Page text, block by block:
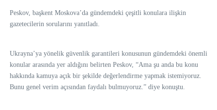
Peskov, başkent Moskova’da gündemdeki çeşitli konulara ilişkin
gazetecilerin sorularını yanıtladı.
Ukrayna’ya yönelik güvenlik garantileri konusunun gündemdeki önemli
konular arasında yer aldığını belirten Peskov, “Ama şu anda bu konu
hakkında kamuya açık bir şekilde değerlendirme yapmak istemiyoruz.
Bunu genel verim açısından faydalı bulmuyoruz.” diye konuştu.